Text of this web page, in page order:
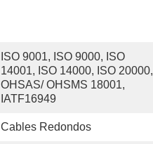
ISO 9001, ISO 9000, ISO
14001, ISO 14000, ISO 20000,
OHSAS/ OHSMS 18001,
IATF16949
Cables Redondos